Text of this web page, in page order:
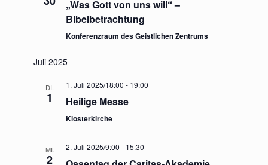
„Was Gott von uns will“ –
Bibelbetrachtung
Konferenzraum des Geistlichen Zentrums
Juli 2025
DI.
1
1. Juli 2025/18:00 - 19:00
Heilige Messe
Klosterkirche
MI.
2
2. Juli 2025/9:00 - 15:30